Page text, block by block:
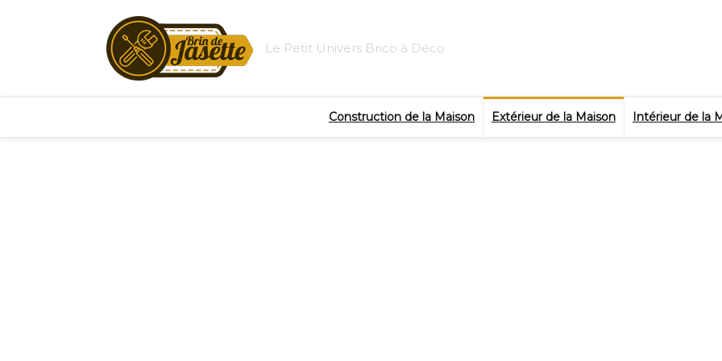
Le Petit Univers Brico à Déco
Construction de la Maison Extérieur de la Maison Intérieur de la